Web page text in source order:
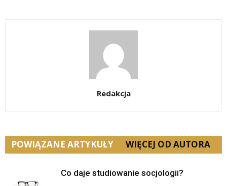
Redakcja
POWIĄZANE ARTYKUŁY WIĘCEJ OD AUTORA
Co daje studiowanie socjologii?